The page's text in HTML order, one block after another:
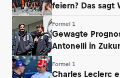
feiern? Das sagt
Formel 1
Gewagte
Antonelli in
Formel 1
Charles Leclerc